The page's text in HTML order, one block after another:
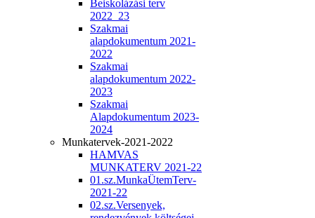
Beiskolázási terv
2022_23
Szakmai
alapdokumentum 2021-
2022
Szakmai
alapdokumentum 2022-
2023
Szakmai
Alapdokumentum 2023-
2024
Munkatervek-2021-2022
HAMVAS
MUNKATERV 2021-22
01.sz.MunkaÜtemTerv-
2021-22
02.sz.Versenyek,